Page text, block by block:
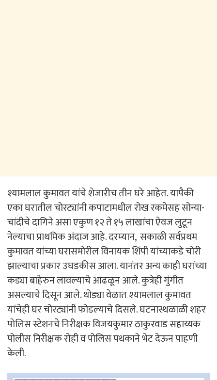
श्यामलाल कुमावत यांचे शेजारीच तीन घरे आहेत. यापैकी
एका घरातील चोरट्यांनी कपाटामधील रोख रकमेसह सोन्या-
चांदीचे दागिने असा एकुण १२ ते १५ लाखांचा ऐवज लुटून
नेल्याचा प्राथमिक अंदाज आहे. दरम्यान, सकाळी सर्वप्रथम
कुमावत यांच्या घरासमोरील विनायक शिंपी यांच्याकडे चोरी
झाल्याचा प्रकार उघडकीस आला. यानंतर अन्य काही घरांच्या
कड्या बाहेरुन लावल्याचे आढळून आले. कुत्रेही गुंगीत
असल्याचे दिसून आले. थोड्या वेळात श्यामलाल कुमावत
यांचेही घर चोरट्यांनी फोडल्याचे दिसले. घटनास्थळाळी शहर
पोलिस स्टेशनचे निरीक्षक विजयकुमार ठाकुरवाड सहाय्यक
पोलीस निरीक्षक रोही व पोलिस पथकाने भेट देऊन पाहणी
केली.